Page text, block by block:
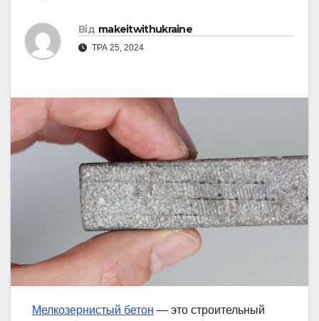
Від makeitwithukraine
ТРА 25, 2024
Мелкозернистый бетон — это строительный